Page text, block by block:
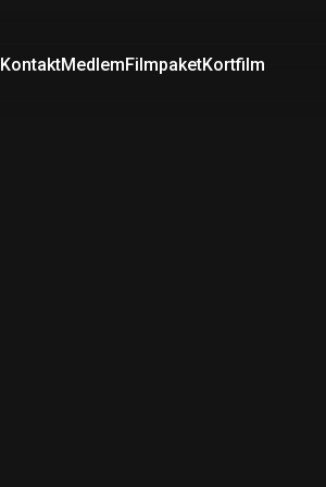
KontaktMedlemFilmpaketKortfilm